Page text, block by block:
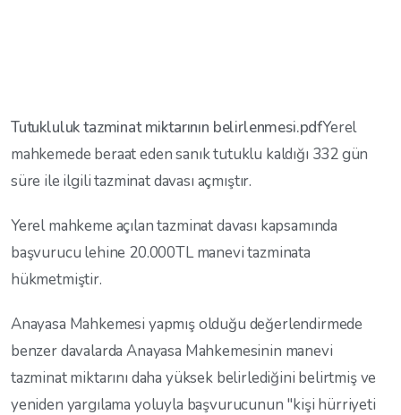
Tutukluluk tazminat miktarının belirlenmesi.pdfYerel
mahkemede beraat eden sanık tutuklu kaldığı 332 gün
süre ile ilgili tazminat davası açmıştır.
Yerel mahkeme açılan tazminat davası kapsamında
başvurucu lehine 20.000TL manevi tazminata
hükmetmiştir.
Anayasa Mahkemesi yapmış olduğu değerlendirmede
benzer davalarda Anayasa Mahkemesinin manevi
tazminat miktarını daha yüksek belirlediğini belirtmiş ve
yeniden yargılama yoluyla başvurucunun "kişi hürriyeti